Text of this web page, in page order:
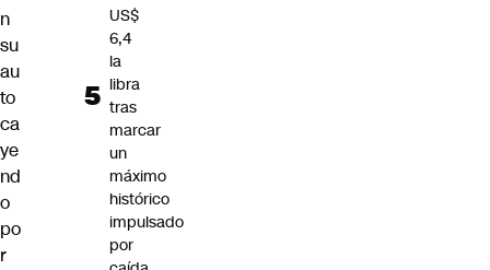
n
su
au
to
ca
ye
nd
o
po
r
US$
6,4
la
libra
tras
marcar
un
máximo
histórico
impulsado
por